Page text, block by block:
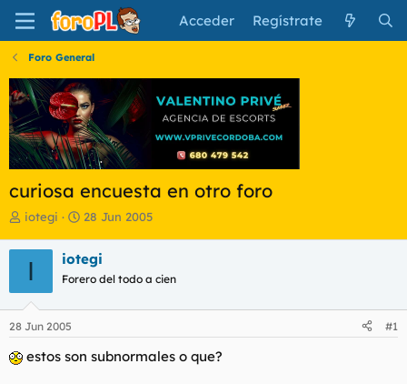
Acceder Regístrate
Foro General
curiosa encuesta en otro foro
I
i
c
a
d
o
d
iotegi
F
h
a
e
i
28 Jun 2005
I iotegi
Forero del todo a cien
28 Jun 2005 #1
estos son subnormales o que?